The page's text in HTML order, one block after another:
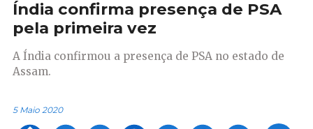
Índia confirma presença de PSA
pela primeira vez
A Índia confirmou a presença de PSA no estado de
Assam.
5 Maio 2020